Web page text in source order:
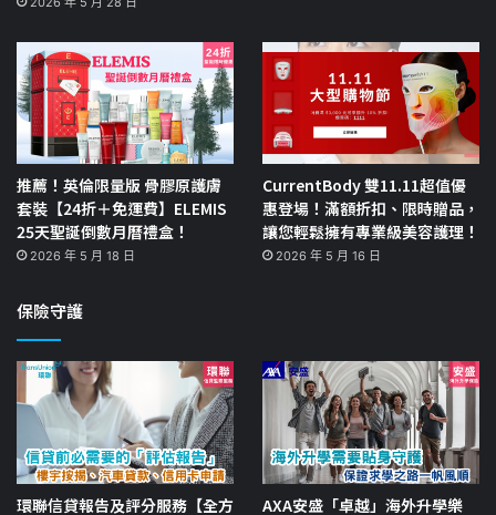
推薦！英倫限量版 骨膠原護膚
套裝【24折＋免運費】ELEMIS
25天聖誕倒數月曆禮盒！
2026 年 5 月 18 日
CurrentBody 雙11.11超值優
惠登場！滿額折扣、限時贈品，
讓您輕鬆擁有專業級美容護理！
2026 年 5 月 16 日
保險守護
環聯信貸報告及評分服務【全方
AXA安盛「卓越」海外升學樂